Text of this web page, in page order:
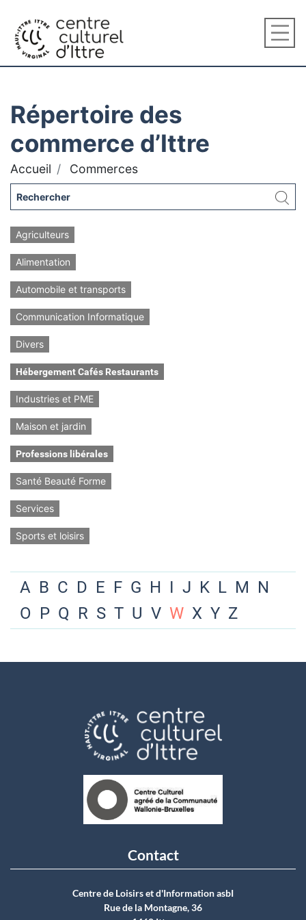
Répertoire des
commerce d’Ittre
Accueil Commerces
Agriculteurs
Alimentation
Automobile et transports
Communication Informatique
Divers
Hébergement Cafés Restaurants
Industries et PME
Maison et jardin
Professions libérales
Santé Beauté Forme
Services
Sports et loisirs
A B C D E F G H I J K L M N
O P Q R S T U V W X Y Z
Contact
Centre de Loisirs et d'Information asbI
Rue de la Montagne, 36